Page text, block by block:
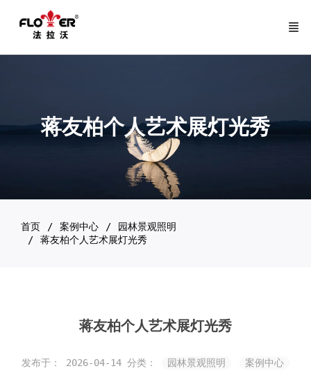
蒋友柏个人艺术展灯光秀
首页 案例中心
园林景观照明
蒋友柏个人艺术展灯光秀
蒋友柏个人艺术展灯光秀
发布于： 2026-04-14 分类： 园林景观照明 案例中心